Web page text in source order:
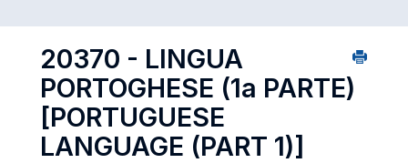
20370 - LINGUA
PORTOGHESE (1a PARTE)
[PORTUGUESE
LANGUAGE (PART 1)]